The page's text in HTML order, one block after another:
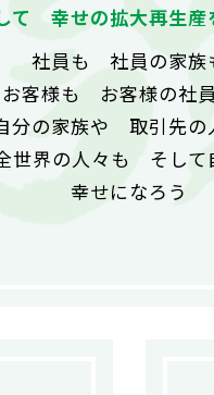
て 幸せの拡大再生産
社員も 社員の家族
お客様も お客様の社
分の家族や 取引先の
世界の人々も そして
幸せになろう